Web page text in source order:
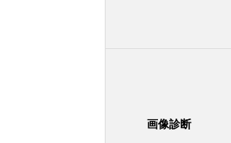
画像診断